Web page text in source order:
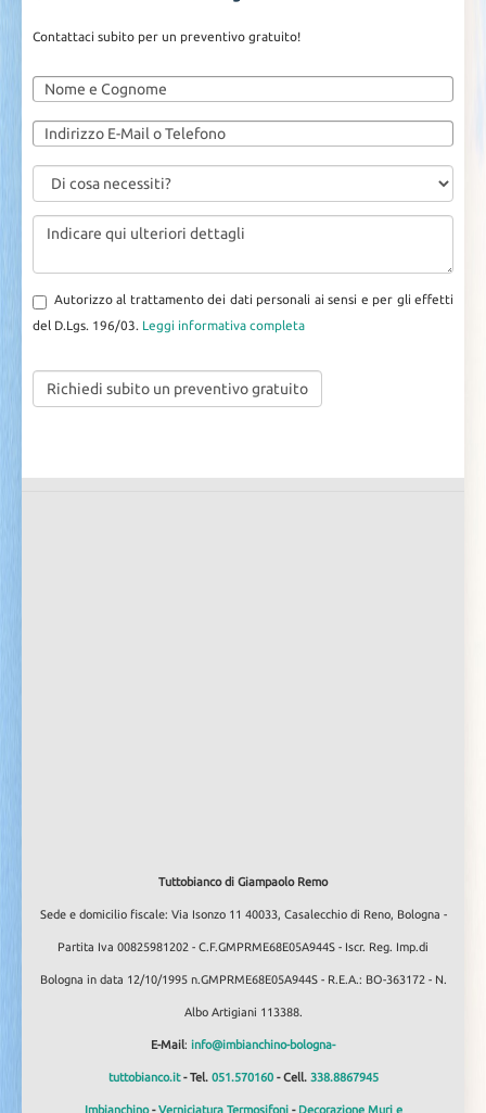
Contattaci subito per un preventivo gratuito!
Autorizzo al trattamento dei dati personali ai sensi e per gli effetti
del D.Lgs. 196/03. Leggi informativa completa
Tuttobianco di Giampaolo Remo
Sede e domicilio fiscale: Via Isonzo 11 40033, Casalecchio di Reno, Bologna -
Partita Iva 00825981202 - C.F.GMPRME68E05A944S - Iscr. Reg. Imp.di
Bologna in data 12/10/1995 n.GMPRME68E05A944S - R.E.A.: BO-363172 - N.
Albo Artigiani 113388.
E-Mail: info@imbianchino-bologna-
tuttobianco.it- Tel. 051.570160- Cell. 338.8867945
Imbianchino-Verniciatura Termosifoni- Decorazione Muri e